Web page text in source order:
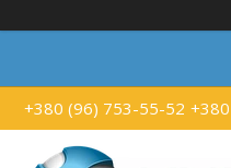
+380 (96) 753-55-52